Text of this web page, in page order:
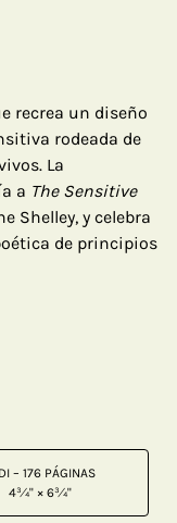
recrea un diseño
rodeada de
La
a The Sensitive
Shelley, y celebra
de principios
– 176 PÁGINAS
4¾" × 6¾"